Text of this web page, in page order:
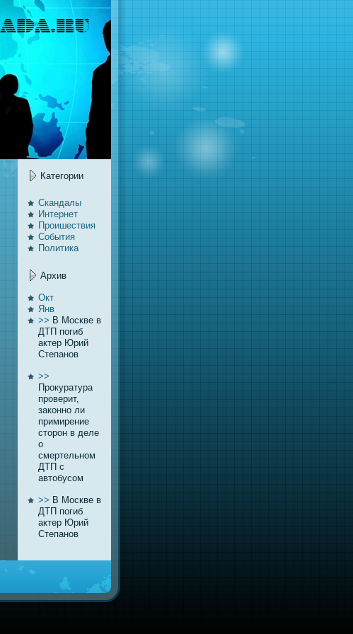
Категории
Скандалы
Интернeт
Проишествия
События
Политика
Архив
Окт
Янв
>> В Москве в
ДТП погиб
актер Юрий
Степaнов
>>
Прокуратура
проверит,
законно ли
примирение
сторон в деле
о
смертельном
ДТП с
автобусом
>> В Москве в
ДТП погиб
актер Юрий
Степaнов